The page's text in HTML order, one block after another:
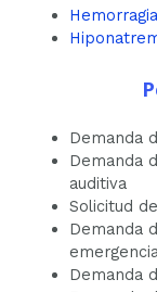
Demanda
Demanda
auditiva
Solicitud
Demanda
Demanda